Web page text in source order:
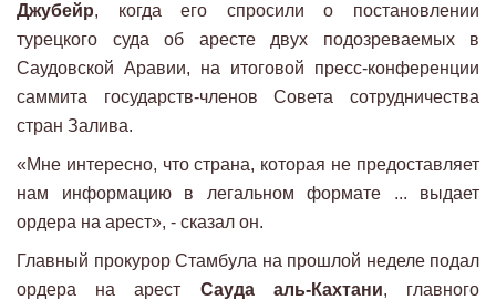
Джубейр, когда его спросили о постановлении
турецкого суда об аресте двух подозреваемых в
Саудовской Аравии, на итоговой пресс-конференции
саммита государств-членов Совета сотрудничества
стран Залива.
«Мне интересно, что страна, которая не предоставляет
нам информацию в легальном формате ... выдает
ордера на арест», - сказал он.
Главный прокурор Стамбула на прошлой неделе подал
ордера на арест Сауда аль-Кахтани, главного